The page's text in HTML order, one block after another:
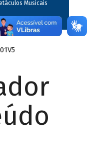
Musicais